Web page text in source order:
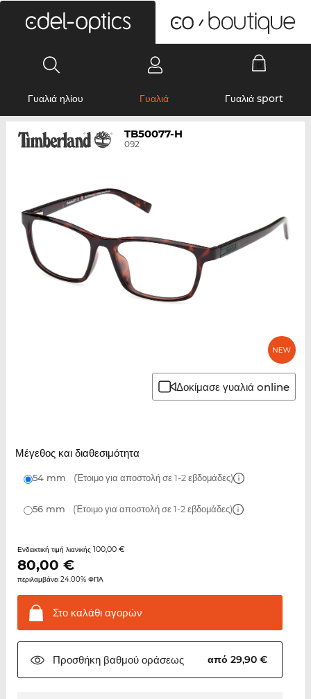
Γυαλιά ηλίου Γυαλιά Γυαλιά sport
TB50077-H
092
Δοκίμασε γυαλιά online
Μέγεθος και διαθεσιμότητα
54 mm (Έτοιμο για αποστολή σε 1-2 εβδομάδες)
56 mm (Έτοιμο για αποστολή σε 1-2 εβδομάδες)
Ενδεικτική τιμή λιανικής 100,00 €
80,00 €
περιλαμβάνει 24.00% ΦΠΑ
Στο καλάθιαγορών
Προσθήκη βαθμούοράσεως από 29,90 €